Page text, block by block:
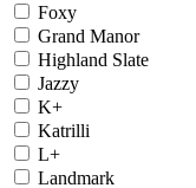
Foxy
Grand Manor
Highland Slate
Jazzy
K+
Katrilli
L+
Landmark